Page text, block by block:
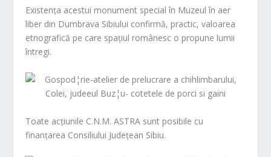
Existența acestui monument special în Muzeul în aer
liber din Dumbrava Sibiului confirmă, practic, valoarea
etnografică pe care spațiul românesc o propune lumii
întregi.
Toate acțiunile C.N.M. ASTRA sunt posibile cu
finanțarea Consiliului Județean Sibiu.